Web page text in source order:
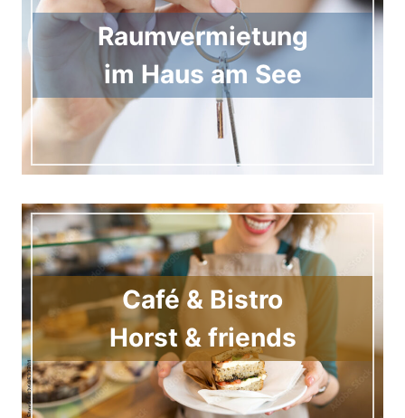
Raumvermietung
im Haus am See
Café & Bistro
Horst & friends